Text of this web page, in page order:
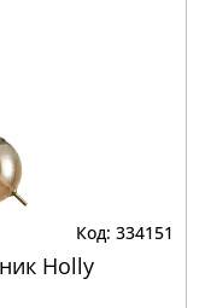
334151
Нolly